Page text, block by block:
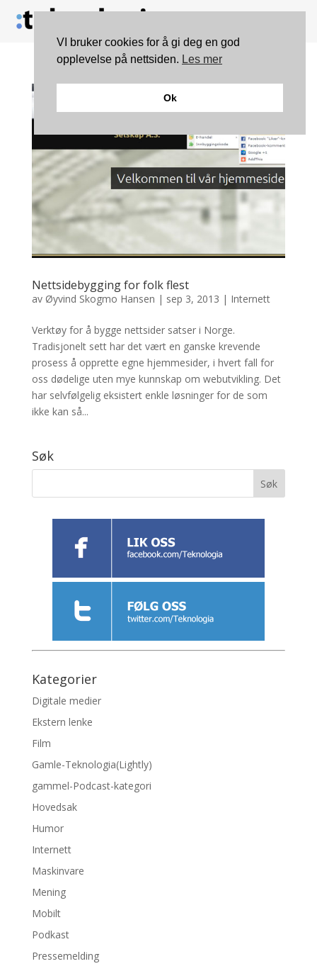
Nettsidebygging for folk flest
av Øyvind Skogmo Hansen | sep 3, 2013 | Internett
Verktøy for å bygge nettsider satser i Norge.
Tradisjonelt sett har det vært en ganske krevende
prosess å opprette egne hjemmesider, i hvert fall for
oss dødelige uten mye kunnskap om webutvikling. Det
har selvfølgelig eksistert enkle løsninger for de som
ikke kan så...
Søk
Kategorier
Digitale medier
Ekstern lenke
Film
Gamle-Teknologia(Lightly)
gammel-Podcast-kategori
Hovedsak
Humor
Internett
Maskinvare
Mening
Mobilt
Podkast
Pressemelding
VI bruker cookies for å gi deg en god
opplevelse på nettsiden. Les mer
Ok